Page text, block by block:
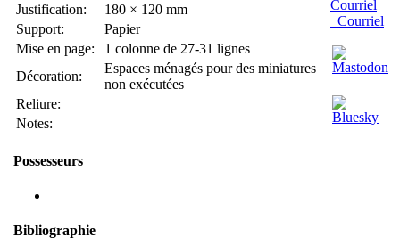
Justification:
180 × 120 mm
Support:
Papier
Mise en page:
1 colonne de 27-31 lignes
Décoration:
Espaces ménagés pour des miniatures
non exécutées
Reliure:
Notes:
Possesseurs
Bibliographie
Courriel